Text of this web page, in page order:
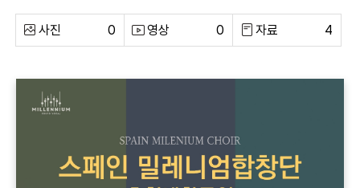
사진 0 영상 0 자료 4